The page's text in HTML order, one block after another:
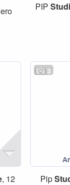
PIP
, 12
3
Pip